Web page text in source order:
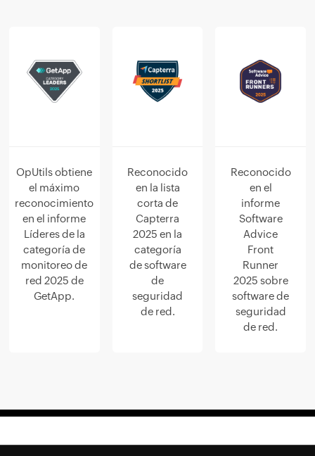
OpUtils obtiene
el máximo
reconocimiento
en el informe
Líderes de la
categoría de
monitoreo de
red 2025 de
GetApp.
Reconocido
en la lista
corta de
Capterra
2025 en la
categoría
de software
de
seguridad
de red.
Reconocido
en el
informe
Software
Advice
Front
Runner
2025 sobre
software de
seguridad
de red.